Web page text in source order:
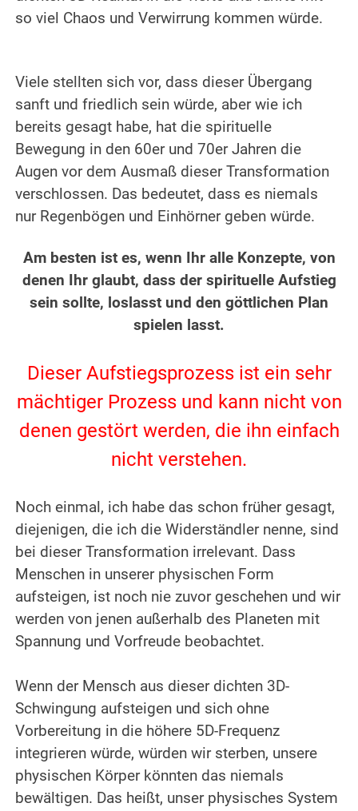
so viel Chaos und Verwirrung kommen würde.
Viele stellten sich vor, dass dieser Übergang
sanft und friedlich sein würde, aber wie ich
bereits gesagt habe, hat die spirituelle
Bewegung in den 60er und 70er Jahren die
Augen vor dem Ausmaß dieser Transformation
verschlossen. Das bedeutet, dass es niemals
nur Regenbögen und Einhörner geben würde.
Am besten ist es, wenn Ihr alle Konzepte, von
denen Ihr glaubt, dass der spirituelle Aufstieg
sein sollte, loslasst und den göttlichen Plan
spielen lasst.
Dieser Aufstiegsprozess ist ein sehr
mächtiger Prozess und kann nicht von
denen gestört werden, die ihn einfach
nicht verstehen.
Noch einmal, ich habe das schon früher gesagt,
diejenigen, die ich die Widerständler nenne, sind
bei dieser Transformation irrelevant. Dass
Menschen in unserer physischen Form
aufsteigen, ist noch nie zuvor geschehen und wir
werden von jenen außerhalb des Planeten mit
Spannung und Vorfreude beobachtet.
Wenn der Mensch aus dieser dichten 3D-
Schwingung aufsteigen und sich ohne
Vorbereitung in die höhere 5D-Frequenz
integrieren würde, würden wir sterben, unsere
physischen Körper könnten das niemals
bewältigen. Das heißt, unser physisches System